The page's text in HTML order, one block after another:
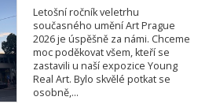
Letošní ročník veletrhu
současného umění Art Prague
2026 je úspěšně za námi. Chceme
moc poděkovat všem, kteří se
zastavili u naší expozice Young
Real Art. Bylo skvělé potkat se
osobně,...